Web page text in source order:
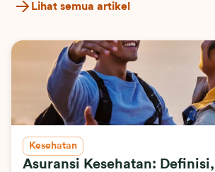
Lihat semua artikel
Kesehatan
Asuransi Kesehatan: